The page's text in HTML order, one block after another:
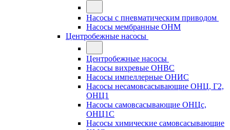
Насосы с пневматическим приводом
Насосы мембранные ОНМ
Центробежные насосы
Центробежные насосы
Насосы вихревые ОНВС
Насосы импеллерные ОНИС
Насосы несамовсасывающие ОНЦ, Г2,
ОНЦ1
Насосы самовсасывающие ОНЦс,
ОНЦ1С
Насосы химические самовсасывающие